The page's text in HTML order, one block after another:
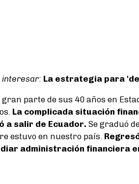
interesar: La estrategia para
parte de sus 40 años en
La complicada situación
a salir de Ecuador. Se graduó
estuvo en nuestro país.
administración financiera